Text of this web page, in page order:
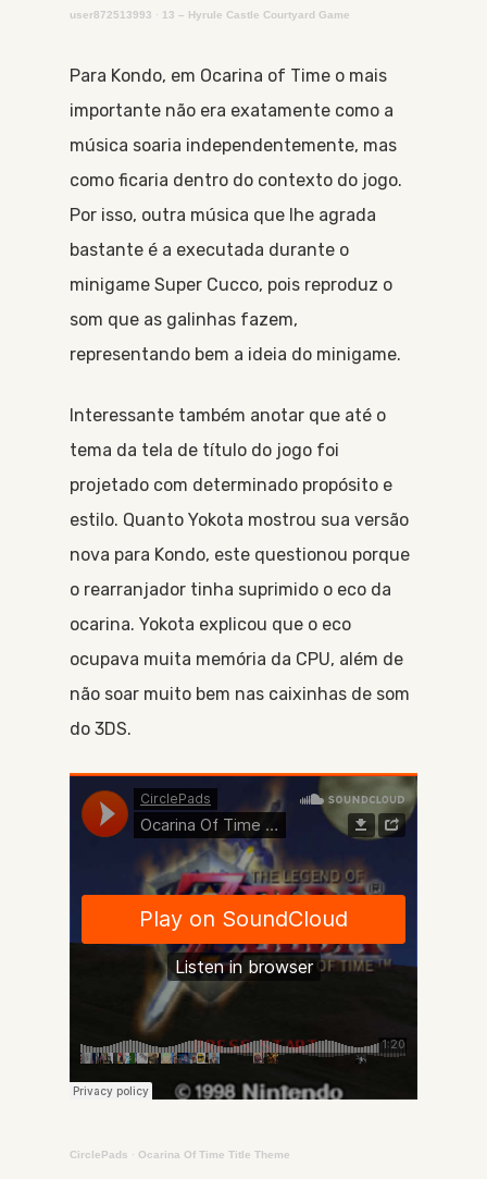
user872513993 · 13 – Hyrule Castle Courtyard Game
Para Kondo, em Ocarina of Time o mais
importante não era exatamente como a
música soaria independentemente, mas
como ficaria dentro do contexto do jogo.
Por isso, outra música que lhe agrada
bastante é a executada durante o
minigame Super Cucco, pois reproduz o
som que as galinhas fazem,
representando bem a ideia do minigame.
Interessante também anotar que até o
tema da tela de título do jogo foi
projetado com determinado propósito e
estilo. Quanto Yokota mostrou sua versão
nova para Kondo, este questionou porque
o rearranjador tinha suprimido o eco da
ocarina. Yokota explicou que o eco
ocupava muita memória da CPU, além de
não soar muito bem nas caixinhas de som
do 3DS.
CirclePads ·Ocarina Of Time Title Theme